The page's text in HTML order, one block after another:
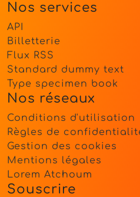
Nos services
API
Billetterie
Flux RSS
Standard dummy text
Type specimen book
Nos réseaux
Conditions d'utilisation
Règles de
Gestion des cookies
Mentions légales
Lorem Atchoum
Souscrire